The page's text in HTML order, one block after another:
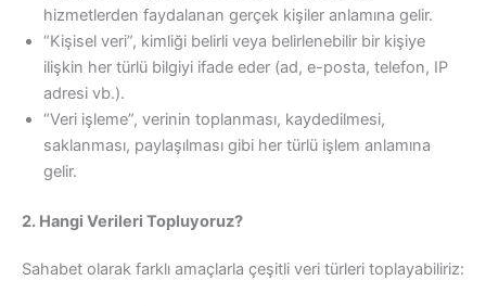
hizmetlerden faydalanan gerçek kişiler anlamına gelir.
“Kişisel veri”, kimliği belirli veya belirlenebilir bir kişiye
ilişkin her türlü bilgiyi ifade eder (ad, e-posta, telefon, IP
adresi vb.).
“Veri işleme”, verinin toplanması, kaydedilmesi,
saklanması, paylaşılması gibi her türlü işlem anlamına
gelir.
2. Hangi Verileri Topluyoruz?
Sahabet olarak farklı amaçlarla çeşitli veri türleri toplayabiliriz: